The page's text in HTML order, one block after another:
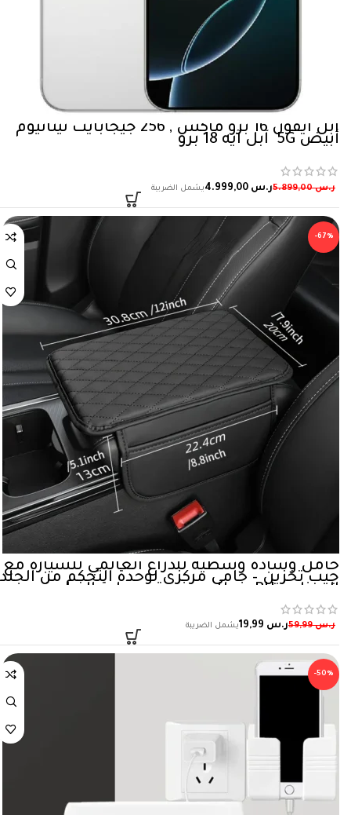
ابل آيفون 16 برو ماكس , 256 جيجابايت تيتانيوم
أبيض 5‎G آبل آيه 18 برو
ر.س5.899,00 ر.س
-67%
حامل وسادة وسطية للذراع العالمي للسيارة مع
جيب تخزين – حامي مركزي لوحدة التحكم من الجلد
الصناعي PU، غطاء صندوق وسادة الذراع غير
القابل للانزلاق للوقاية من الغبار والخدوش –
قطعة واحدة
ر.س59,99 ر.س
-50%